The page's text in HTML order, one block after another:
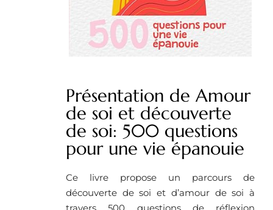
Présentation de Amour
de soi et découverte
de soi: 500 questions
pour une vie épanouie
Ce livre propose un parcours de
découverte de soi et d’amour de soi à